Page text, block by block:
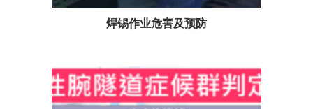
焊锡作业危害及预防